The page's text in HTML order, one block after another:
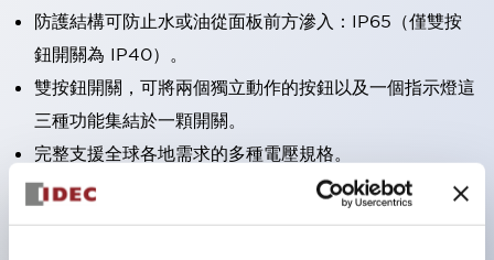
防護結構可防止水或油從面板前方滲入：IP65（僅雙按
鈕開關為 IP40）。
雙按鈕開關，可將兩個獨立動作的按鈕以及一個指示燈這
三種功能集結於一顆開關。
完整支援全球各地需求的多種電壓規格。
一顆 LED 燈泡即可呈現六種顏色（LSRD 燈泡）。以往
需分色管理的 LED 燈泡，如今可用單一顆燈泡呈現多種